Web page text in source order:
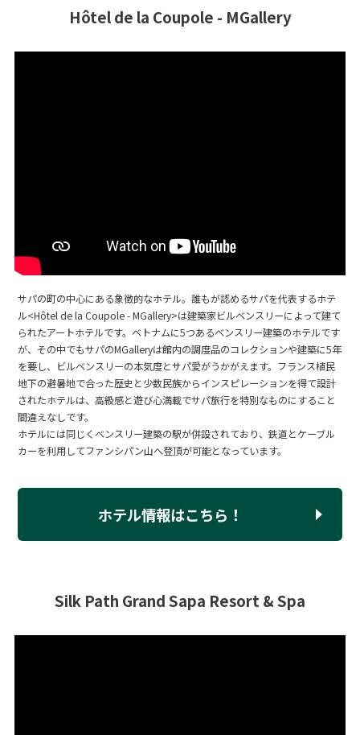
Hôtel de la Coupole - MGallery
サパの町の中心にある象徴的なホテル。誰もが認めるサパを代表するホテ
ル<Hôtel de la Coupole - MGallery>は建築家ビルベンスリーによって建て
られたアートホテルです。ベトナムに5つあるベンスリー建築のホテルです
が、その中でもサパのMGalleryは館内の調度品のコレクションや建築に5年
を要し、ビルベンスリーの本気度とサパ愛がうかがえます。フランス植民
地下の避暑地で合った歴史と少数民族からインスピレーションを得て設計
されたホテルは、高級感と遊び心満載でサパ旅行を特別なものにすること
間違えなしです。
ホテルには同じくベンスリー建築の駅が併設されており、鉄道とケーブル
カーを利用してファンシパン山へ登頂が可能となっています。
ホテル情報はこちら！
Silk Path Grand Sapa Resort & Spa